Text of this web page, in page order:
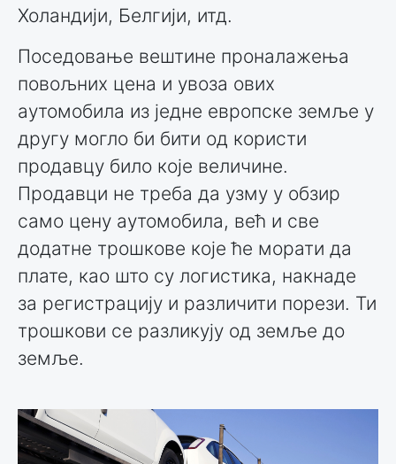
Холандији, Белгији, итд.
Поседовање вештине проналажења
повољних цена и увоза ових
аутомобила из једне европске земље у
другу могло би бити од користи
продавцу било које величине.
Продавци не треба да узму у обзир
само цену аутомобила, већ и све
додатне трошкове које ће морати да
плате, као што су логистика, накнаде
за регистрацију и различити порези. Ти
трошкови се разликују од земље до
земље.